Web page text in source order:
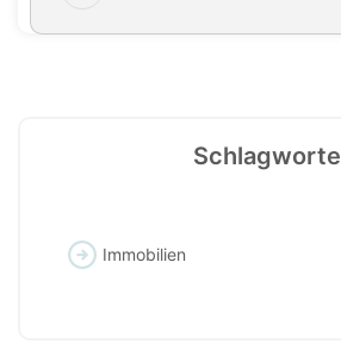
Schlagworte
Immobilien